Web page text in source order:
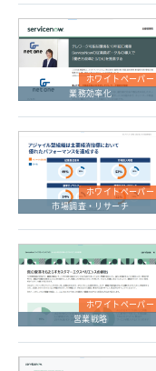
ホワイトペーパー
業務効率化
ホワイトペーパー
市場調査・リサーチ
ホワイトペーパー
営業戦略